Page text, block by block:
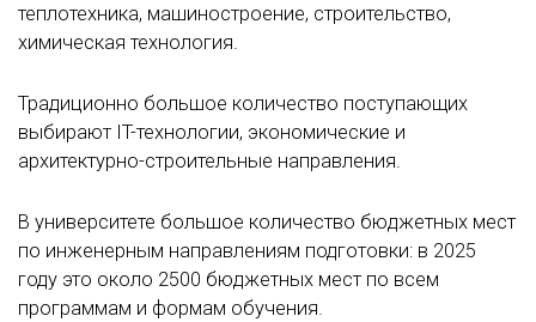
теплотехника, машиностроение, строительство,
химическая технология.
Традиционно большое количество поступающих
выбирают IT-технологии, экономические и
архитектурно-строительные направления.
В университете большое количество бюджетных мест
по инженерным направлениям подготовки: в 2025
году это около 2500 бюджетных мест по всем
программам и формам обучения.